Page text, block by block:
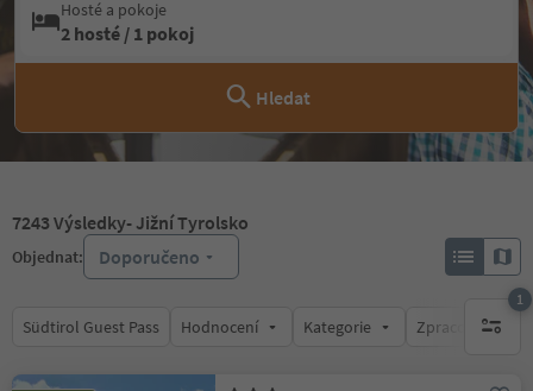
Hosté a pokoje
2 hosté / 1 pokoj
Hledat
7243 Výsledky- Jižní Tyrolsko
Objednat: Doporučeno
Südtirol Guest Pass Hodnocení Kategorie Zpracovává
1
1